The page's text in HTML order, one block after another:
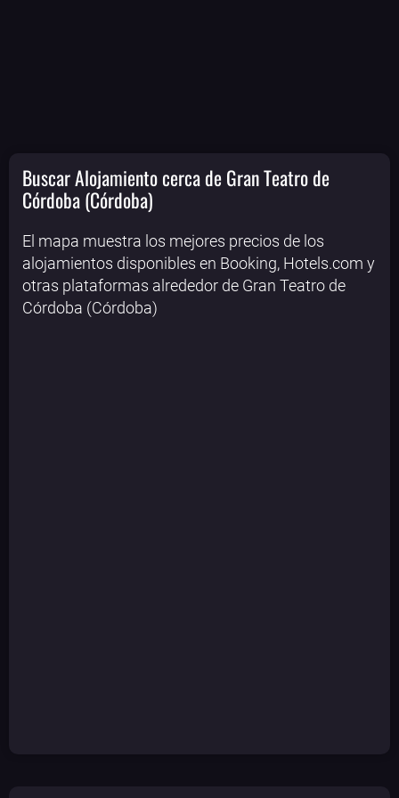
Buscar Alojamiento cerca de Gran Teatro de
Córdoba (Córdoba)
El mapa muestra los mejores precios de los
alojamientos disponibles en Booking, Hotels.com y
otras plataformas alrededor de Gran Teatro de
Córdoba (Córdoba)